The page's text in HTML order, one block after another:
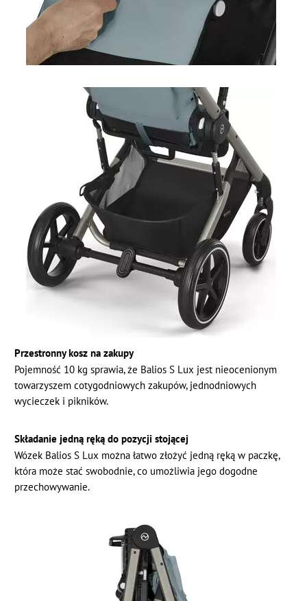
Przestronny kosz na zakupy
Pojemność 10 kg sprawia, że Balios S Lux jest nieocenionym
towarzyszem cotygodniowych zakupów, jednodniowych
wycieczek i pikników.
Składanie jedną ręką do pozycji stojącej
Wózek Balios S Lux można łatwo złożyć jedną ręką w paczkę,
która może stać swobodnie, co umożliwia jego dogodne
przechowywanie.